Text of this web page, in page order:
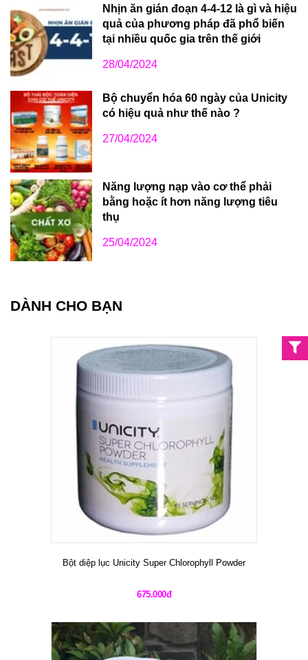
Nhịn ăn gián đoạn 4-4-12 là gì và hiệu
quả của phương pháp đã phổ biến
tại nhiều quốc gia trên thế giới
28/04/2024
Bộ chuyển hóa 60 ngày của Unicity
có hiệu quả như thế nào ?
27/04/2024
Năng lượng nạp vào cơ thể phải
bằng hoặc ít hơn năng lượng tiêu
thụ
25/04/2024
DÀNH CHO BẠN
Bột diệp lục Unicity Super Chlorophyll Powder
675.000đ